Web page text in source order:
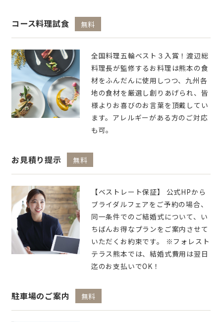
コース料理試食 無料
全国料理五輪ベスト３入賞！渡辺総
料理長が監修するお料理は熊本の食
材をふんだんに使用しつつ、九州各
地の食材を厳選し創りあげられ、皆
様よりお喜びのお言葉を頂戴してい
ます。アレルギーがある方のご対応
も可。
お見積り提示 無料
【ベストレート保証】 公式HPから
ブライダルフェアをご予約の場合、
同一条件でのご結婚式について、い
ちばんお得なプランをご案内させて
いただくお約束です。 ※フォレスト
テラス熊本では、結婚式費用は翌日
迄のお支払いでOK！
駐車場のご案内 無料